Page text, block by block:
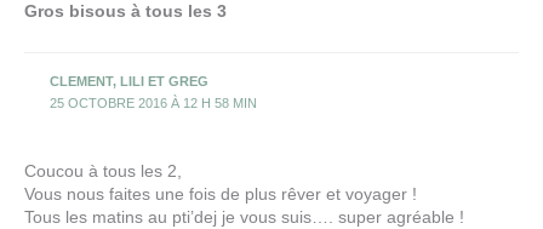
Gros bisous à tous les 3
CLEMENT, LILI ET GREG
25 OCTOBRE 2016 À 12 H 58 MIN
Coucou à tous les 2,
Vous nous faites une fois de plus rêver et voyager !
Tous les matins au pti’dej je vous suis…. super agréable !